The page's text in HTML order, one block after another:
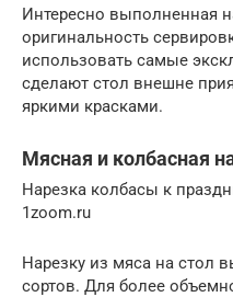
Интересно выполненная
оригинальность
использовать самые
сделают стол внешне
яркими красками.
Мясная и колбасная
Нарезка колбасы к
1zoom.ru
Нарезку из мяса на стол
сортов. Для более